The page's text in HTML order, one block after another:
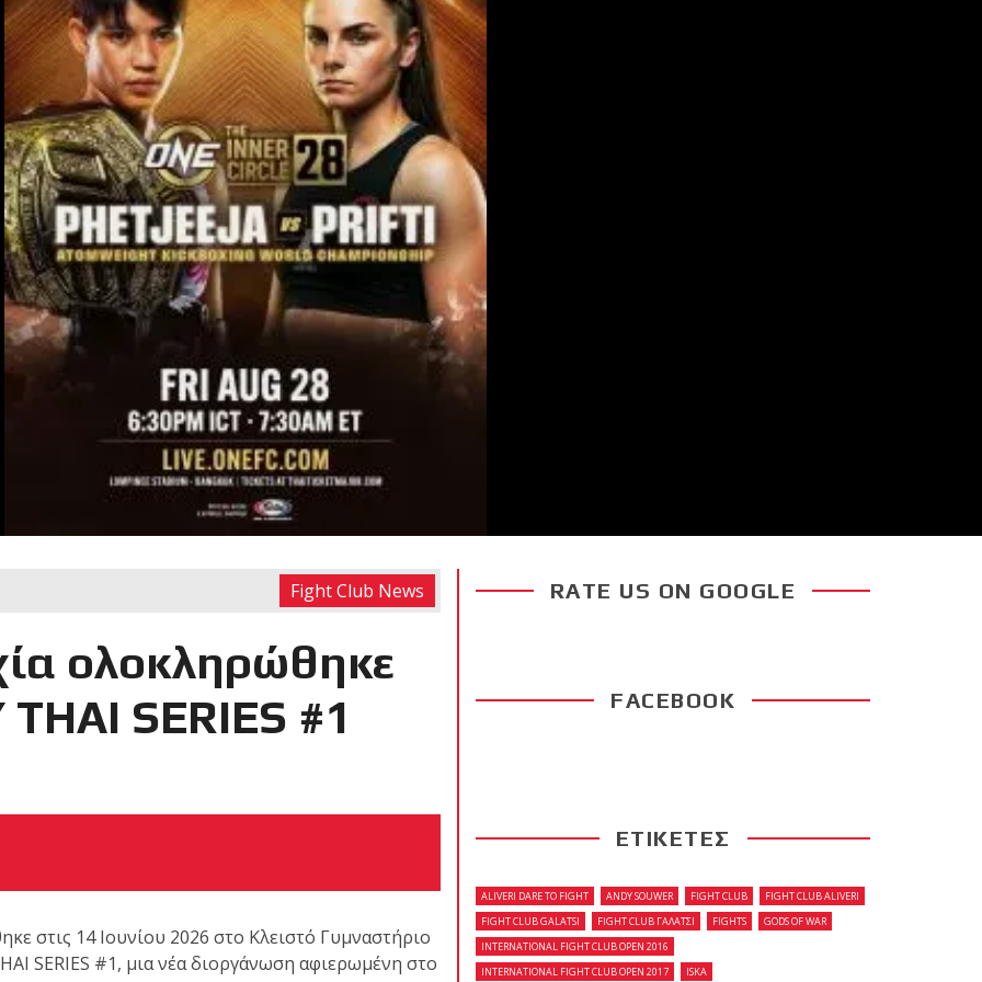
RECENT POSTS
της απέναντι
World
την υποστήριξη
με επιτυχία τις
ζωνών!
Fight Club News
ολοκληρώθηκε
SERIES #1
στις 14 Ιουνίου 2026 στο Κλειστό Γυμναστήριο
SERIES #1, μια νέα διοργάνωση αφιερωμένη στο
RATE US ON GOOGLE
FACEBOOK
ΕΤΙΚΕΤΕΣ
ALIVERI DARE TO FIGHT ANDY SOUWER FIGHT CLUB
FIGHT CLUB ALIVERI
FIGHT CLUB GALATSI
FIGHT CLUB ΓΑΛΑΤΣΙ FIGHTS
GODS OF WAR
INTERNATIONAL FIGHT CLUB OPEN 2016
INTERNATIONAL FIGHT CLUB OPEN 2017
ISKA